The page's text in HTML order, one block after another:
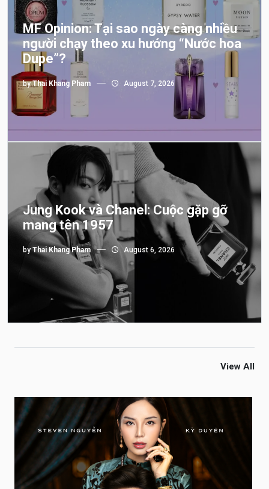
MF Opinion: Tại sao ngày càng nhiều
người chạy theo xu hướng “Nước hoa
Dupe”?
byThai Khang Pham August 7, 2026
Jung Kook và Chanel: Cuộc gặp gỡ
mang tên 1957
byThai Khang Pham August 6, 2026
View All